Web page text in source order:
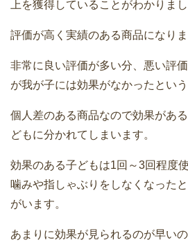
上を獲得していることがわかりまし
評価が高く実績のある商品になりま
非常に良い評価が多い分、悪い評
が我が子には効果がなかったという
個人差のある商品なので効果があ
どもに分かれてしまいます。
効果のある子どもは1回～3回程度
噛みや指しゃぶりをしなくなった
がいます。
あまりに効果が見られるのが早い